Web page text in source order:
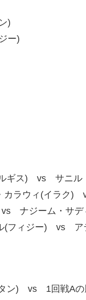
)
ー)
ギス) vs サニル
ラウィ(イラク)
ナジーム・サデ
フィジー) vs ア
ン) vs 1回戦Aの